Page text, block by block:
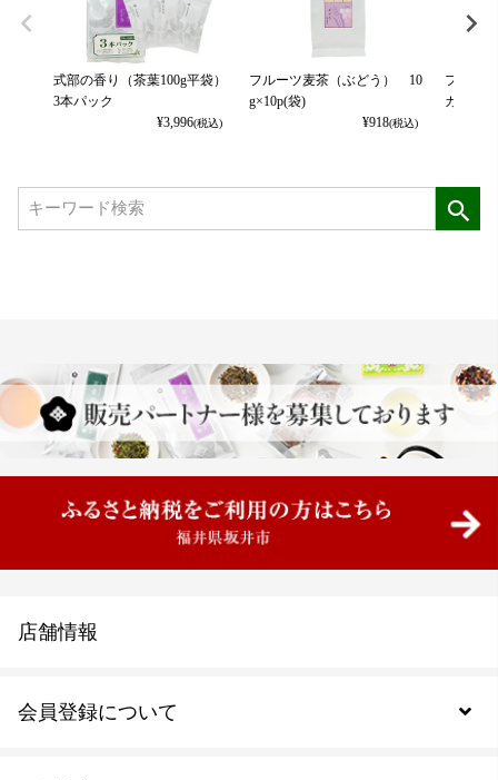
式部の香り（茶葉100g平袋）
3本パック
¥3,996(税込)
フルーツ麦茶（ぶどう） 10
g×10p(袋)
¥918(税込)
フルー
カット
会員登録について
店舗情報